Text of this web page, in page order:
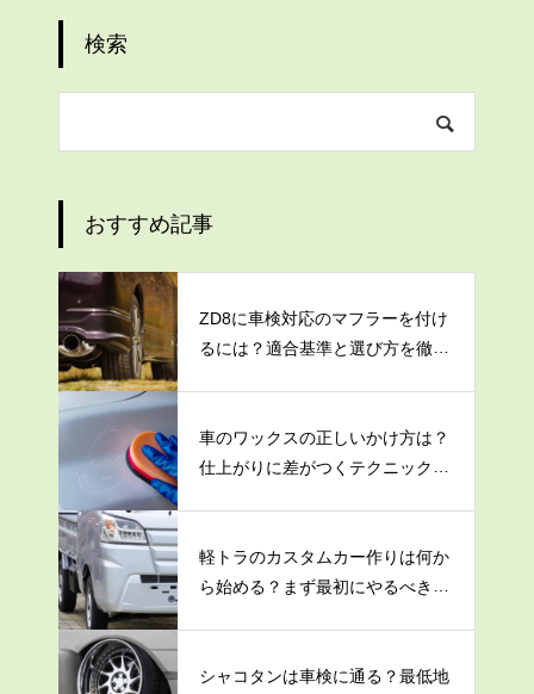
検索
おすすめ記事
ZD8に車検対応のマフラーを付け
るには？適合基準と選び方を徹底
車のワックスの正しいかけ方は？
仕上がりに差がつくテクニックを
軽トラのカスタムカー作りは何か
ら始める？まず最初にやるべき3
シャコタンは車検に通る？最低地